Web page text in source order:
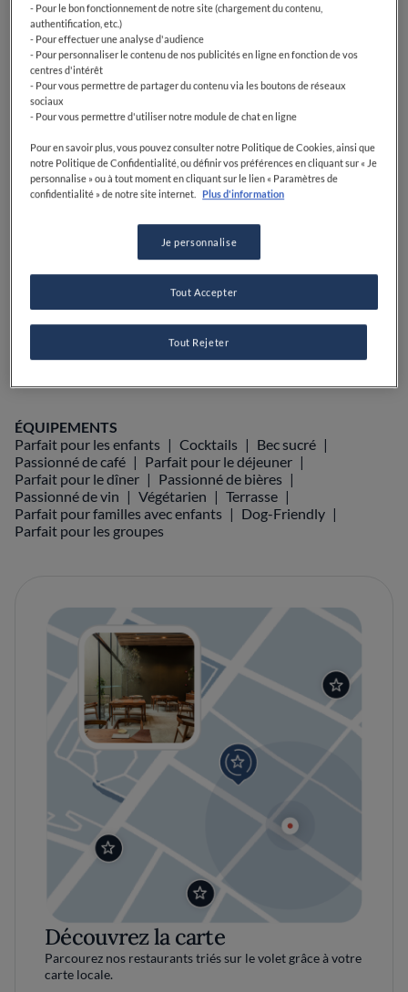
0 0 0 0 0
67 Pl. de l'Église74380LucingesFrance
Guides gastronomiques
ÉQUIPEMENTS
Parfait pour les enfants
Cocktails
Bec sucré
Passionné de café
Parfait pour le déjeuner
Parfait pour le dîner
Passionné de bières
Passionné de vin
Végétarien
Terrasse
Parfait pour familles avec enfants
Dog-Friendly
Parfait pour les groupes
Découvrez la carte
Parcourez nos restaurants triés sur le volet grâce à votre
carte locale.
- Pour le bon fonctionnement de notre site (chargement du contenu,
authentification, etc.)
- Pour effectuer une analyse d'audience
- Pour personnaliser le contenu de nos publicités en ligne en fonction de vos
centres d'intérêt
- Pour vous permettre de partager du contenu via les boutons de réseaux
sociaux
- Pour vous permettre d'utiliser notre module de chat en ligne
Pour en savoir plus, vous pouvez consulter notre Politique de Cookies, ainsi que
notre Politique de Confidentialité, ou définir vos préférences en cliquant sur « Je
personnalise » ou à tout moment en cliquant sur le lien « Paramètres de
confidentialité » de notre site internet.
Plus d'information
Je personnalise
Tout Rejeter
Tout Accepter